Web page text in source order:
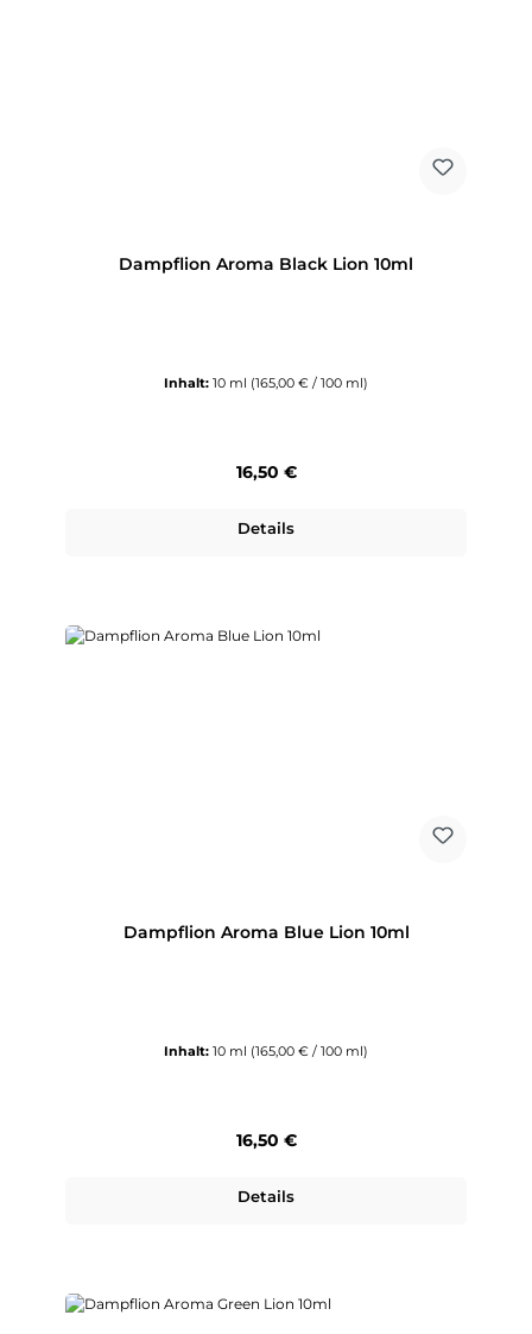
Dampflion Aroma Black Lion 10ml
Inhalt: 10 ml (165,00 € / 100 ml)
Regulärer Preis:
16,50 €
Details
Dampflion Aroma Blue Lion 10ml
Inhalt: 10 ml (165,00 € / 100 ml)
Regulärer Preis:
16,50 €
Details